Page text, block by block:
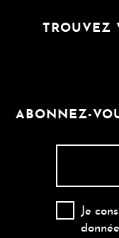
TROUVEZ
ABONNEZ-
Je